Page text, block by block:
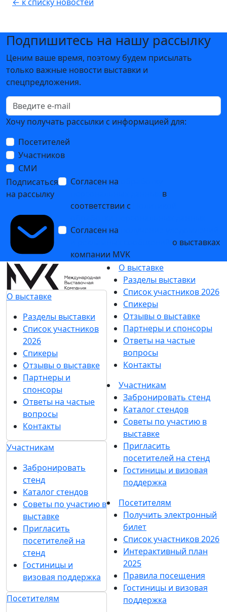
Подпишитесь на нашу рассылку
Ценим ваше время, поэтому будем присылать
только важные новости выставки и
спецпредложения.
Хочу получать рассылки с информацией для:
Посетителей
Участников
СМИ
Подписаться
на рассылку
Согласен на
в
соответствии с
Согласен на
о выставках
компании MVK
О выставке
Разделы выставки
Список участников
2026
Спикеры
Отзывы о выставке
Партнеры и
спонсоры
Ответы на частые
вопросы
Контакты
Участникам
Забронировать
стенд
Каталог стендов
Советы по участию в
выставке
Пригласить
посетителей на
стенд
Гостиницы и
визовая поддержка
Посетителям
О выставке
Разделы выставки
Список участников 2026
Спикеры
Отзывы о выставке
Партнеры и спонсоры
Ответы на частые
вопросы
Контакты
Участникам
Забронировать стенд
Каталог стендов
Советы по участию в
выставке
Пригласить
посетителей на стенд
Гостиницы и визовая
поддержка
Посетителям
Получить электронный
билет
Список участников 2026
Интерактивный план
2025
Правила посещения
Гостиницы и визовая
поддержка